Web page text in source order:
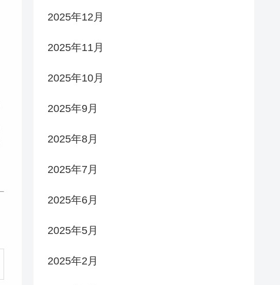
2025年12月
2025年11月
2025年10月
2025年9月
2025年8月
2025年7月
2025年6月
2025年5月
2025年2月